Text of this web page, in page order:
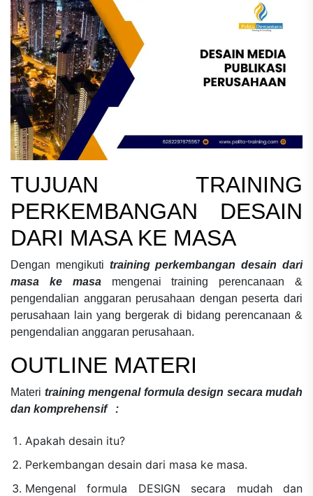
TUJUAN TRAINING
PERKEMBANGAN DESAIN
DARI MASA KE MASA
Dengan mengikuti training perkembangan desain dari
masa ke masa
mengenaitraining perencanaan &
pengendalian anggaran perusahaan dengan peserta dari
perusahaan lain yang bergerak di bidang perencanaan &
pengendalian anggaran perusahaan.
OUTLINE MATERI
Materi training mengenal formula design secara mudah
dan komprehensif :
Apakah desain itu?
Perkembangan desain dari masa ke masa.
Mengenal formula DESIGN secara mudah dan